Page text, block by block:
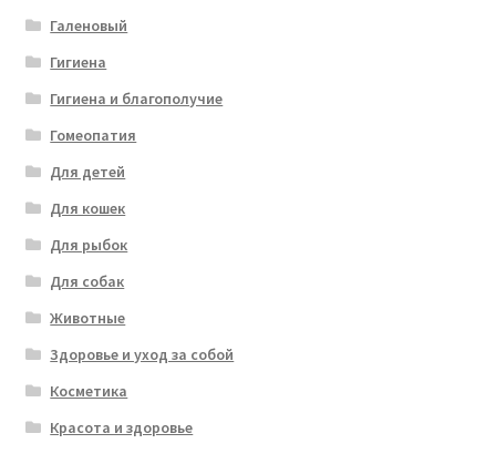
Галеновый
Гигиена
Гигиена и благополучие
Гомеопатия
Для детей
Для кошек
Для рыбок
Для собак
Животные
Здоровье и уход за собой
Косметика
Красота и здоровье